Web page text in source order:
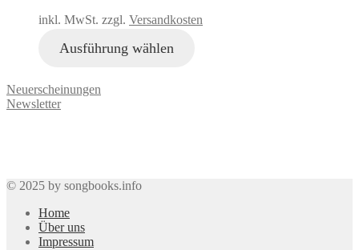
inkl. MwSt. zzgl. Versandkosten
Ausführung wählen
Neuerscheinungen
Newsletter
© 2025 by songbooks.info
Home
Über uns
Impressum